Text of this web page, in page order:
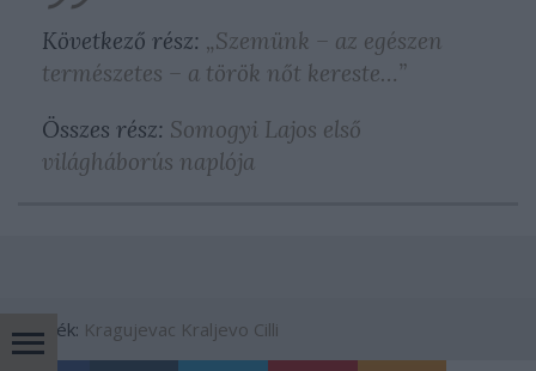
Következő rész: „Szemünk – az egészen
természetes – a török nőt kereste…”
Összes rész: Somogyi Lajos első
világháborús naplója
Címkék: Kragujevac Kraljevo Cilli